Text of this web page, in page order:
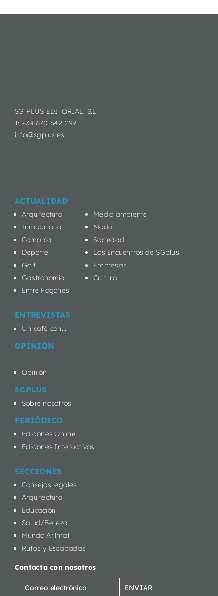
SG PLUS EDITORIAL, S.L.
T: +34 670 642 299
info@sgplus.es
ACTUALIDAD
Arquitectura
Inmobiliaria
Comarca
Deporte
Golf
Gastronomía
Entre Fogones
Medio ambiente
Moda
Sociedad
Los Encuentros de SGplus
Empresas
Cultura
ENTREVISTAS
Un café con...
OPINIÓN
Opinión
SGPLUS
Sobre nosotros
PERIÓDICO
Ediciones Online
Ediciones Interactivas
SECCIONES
Consejos legales
Arquitectura
Educación
Salud/Belleza
Mundo Animal
Rutas y Escapadas
Contacta con nosotros
Correo